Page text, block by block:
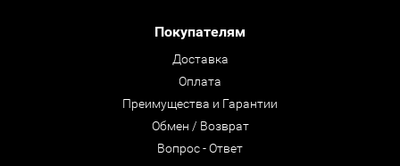
Покупателям
Доставка
Оплата
Преимущества и Гарантии
Обмен / Возврат
Вопрос - Ответ